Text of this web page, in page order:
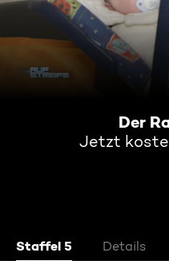
Der
Jetzt
Staffel 5 Details